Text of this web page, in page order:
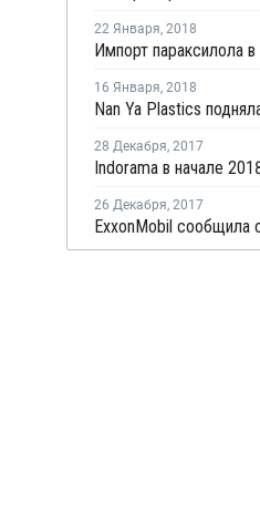
22 Января, 2018
16 Января, 2018
28 Декабря, 2017
26 Декабря, 2017